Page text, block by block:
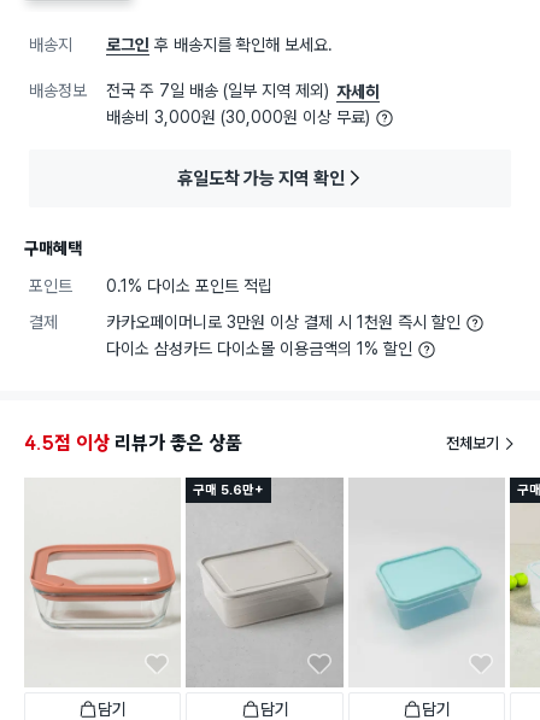
배송지 로그인 후 배송지를 확인해 보세요.
배송정보 전국 주 7일 배송 (일부 지역 제외) 자세히
배송비 3,000원 (30,000원 이상 무료)
휴일도착 가능 지역 확인
구매혜택
포인트
0.1% 다이소 포인트 적립
결제
카카오페이머니로 3만원 이상 결제 시 1천원 즉시 할인
다이소 삼성카드 다이소몰 이용금액의 1% 할인
4.5점 이상 리뷰가 좋은 상품 전체보기
담기
구매 5.6만+
담기 담기
구